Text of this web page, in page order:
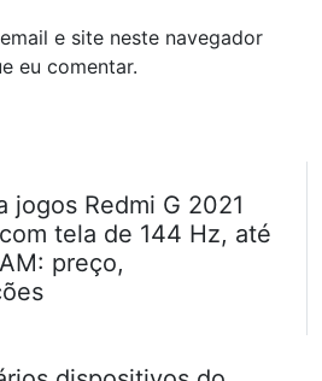
e site neste navegador
eu comentar.
jogos Redmi G 2021
tela de 144 Hz, até
preço,